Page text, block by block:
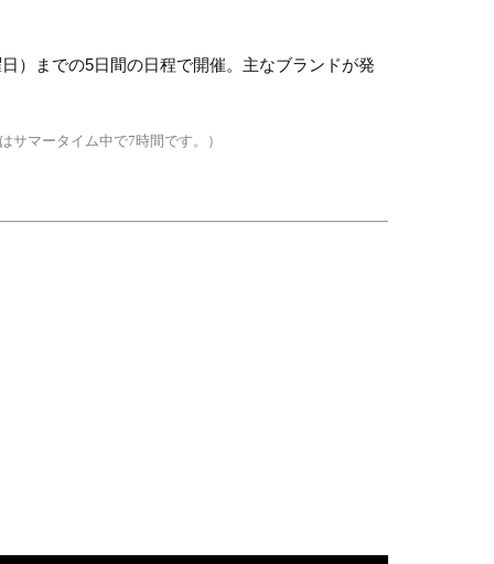
）までの5日間の日程で開催。 主なブランドが発
マータイム中で7時間です。）